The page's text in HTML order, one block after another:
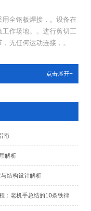
全钢板焊接，。设备在
作场地。。进行剪切工
无任何运动连接，。
点击展开+
南
解析
结构设计解析
：老机手总结的10条铁律